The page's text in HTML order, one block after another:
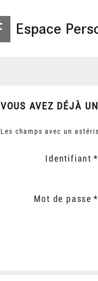
Espace
VOUS AVEZ DÉJÀ
Les champs avec un
Identifiant
Mot de passe